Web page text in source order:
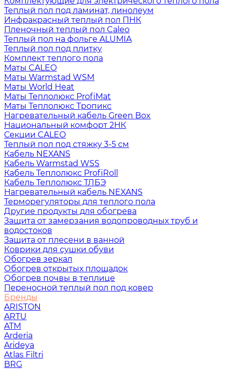
Теплый пол под ламинат, линолеум
Инфракрасный теплый пол ПНК
Пленочный теплый пол Caleo
Теплый пол на фольге ALUMIA
Теплый пол под плитку
Комплект теплого пола
Маты CALEO
Маты Warmstad WSM
Маты World Heat
Маты Теплолюкс ProfiMat
Маты Теплолюкс Тропикс
Нагревательный кабель Green Box
Национальный комфорт 2НК
Секции CALEO
Теплый пол под стяжку 3-5 см
Кабель NEXANS
Кабель Warmstad WSS
Кабель Теплолюкс ProfiRoll
Кабель Теплолюкс ТЛБЭ
Нагревательный кабель NEXANS
Терморегуляторы для теплого пола
Другие продукты для обогрева
Защита от замерзания водопроводных труб и
водостоков
Защита от плесени в ванной
Коврики для сушки обуви
Обогрев зеркал
Обогрев открытых площадок
Обогрев почвы в теплице
Переносной теплый пол под ковер
Бренды
ARISTON
ARTU
ATM
Arderia
Arideya
Atlas Filtri
BRG